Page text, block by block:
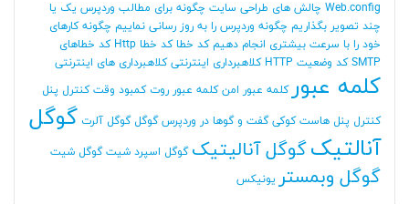
Web.config چالش های طراحی سایت چگونه برای مطالب وردپرس یک یا
چند تصویر بگذاریم چگونه وردپرس را به روز رسانی نماییم چگونه کارهای
خود را با سرعت بیشتری انجام دهیم کد خطا کد خطا Http
کد خطاهای
SMTP کد وضعیت HTTP کلاهبرداری اینترنتی کلاهبرداری های اینترنتی
کلمه عبور کلمه عبور امن کلمه عبور روت کمبود وقت کنترل پنل
کنترل پنل هاست کوکی گفت و گوها در وردپرس گوگل گوگل آلرت گوگل
آنالتیکگوگل آنالیتیک گوگل اسپرد شیت گوگل شیت
گوگل وبمستر یونیکس